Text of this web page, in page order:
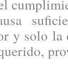
y solo